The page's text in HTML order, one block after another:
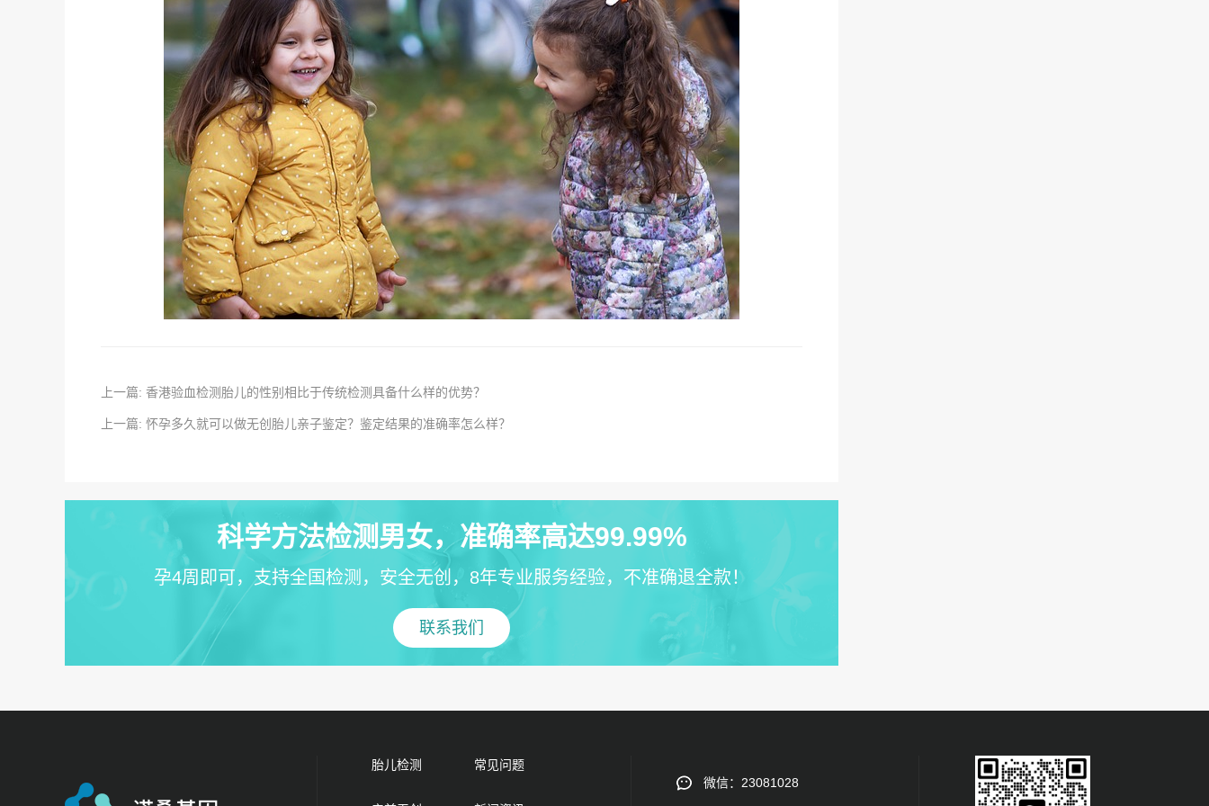
上一篇: 香港验血检测胎儿的性别相比于传统检测具备什么样的优势？
上一篇: 怀孕多久就可以做无创胎儿亲子鉴定？鉴定结果的准确率怎么样？
科学方法检测男女，准确率高达99.99%
孕4周即可，支持全国检测，安全无创，8年专业服务经验，不准确退全款！
联系我们
胎儿检测 常见问题
微信：23081028